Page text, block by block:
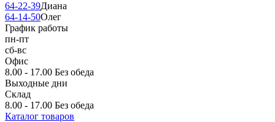
64-22-39Диана
64-14-50Олег
График работы
пн-пт
сб-вс
Офис
8.00 - 17.00 Без обеда
Выходные дни
Склад
8.00 - 17.00 Без обеда
Каталог товаров